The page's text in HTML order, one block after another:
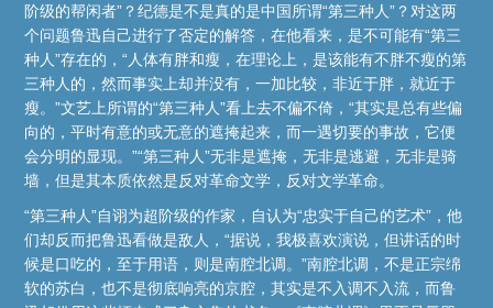
阶级的帮闲者”？纪德是不是真的是中国所谓“第三种人”？对这两
个问题鲁迅自己进行了否定的解答，在他看来，是不可能有“第三
种人”存在的，“人体有胖和瘦，在理论上，是该能有不胖不瘦的第
三种人的，然而事实上却并没有，一加比较，非近于胖，就近于
瘦。”文艺上所谓的“第三种人”看上去不偏不倚，“其实是总有些偏
向的，平时有意的或无意的遮掩起来，而一遇切要的事故，它便
会分明的显现。”“第三种人”无非是遮掩，无非是逃避，无非是骑
墙，但是其本质依然是反对革命文学，反对文学革命。
“第三种人”自诩为超阶级的作家，自认为“忠实于自己的艺术”，他
们却反而把鲁迅看做是敌人，“据说，我极喜欢演说，但讲话的时
候是口吃的，至于用语，则是南腔北调。”南腔北调，不是正宗绵
软的苏白，也不是彻底响亮的京腔，其实是不入调不入流，而鲁